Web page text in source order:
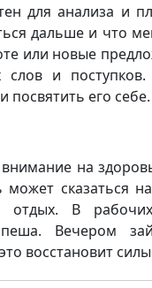
для анализа и
дальше и что
или новые
слов и
посвятить его себе.
на
может сказаться
отдых. В
Вечером
восстановит